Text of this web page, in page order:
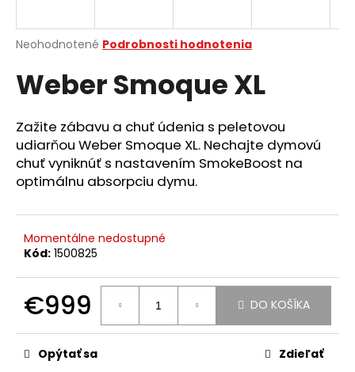
Priemerné
produktu
je
z
5
hviezdičiek.
Neohodnotené Podrobnosti hodnotenia
Weber Smoque XL
Zažite zábavu a chuť údenia s peletovou
udiarňou Weber Smoque XL. Nechajte dymovú
chuť vyniknúť s nastavením SmokeBoost na
optimálnu absorpciu dymu.
Momentálne nedostupné
Kód: 1500825
€999
cena:
DO KOŠÍKA
Opýtať sa Zdieľať
j
ť
?
HĽADAŤ
O
o
ú
č